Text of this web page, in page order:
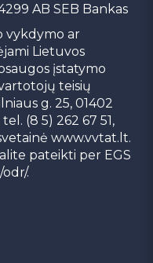
AB SEB Bankas
vykdymo ar
Lietuvos
įstatymo
teisių
g. 25, 01402
tel. (8 5) 262 67 51,
www.vvtat.lt.
pateikti per EGS
.